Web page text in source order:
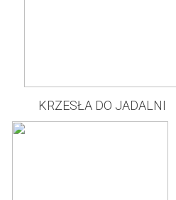
KRZESŁA DO JADALNI